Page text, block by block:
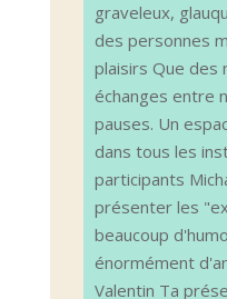
graveleux,
des personnes
plaisirs Que des
échanges entre
pauses. Un
dans tous les
participants
présenter les
beaucoup
énormément
Valentin Ta